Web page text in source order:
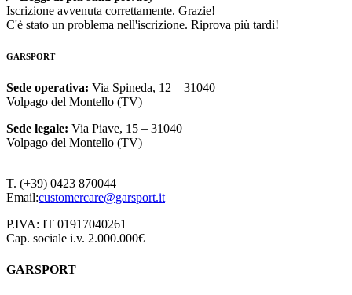
Iscrizione avvenuta correttamente. Grazie!
C'è stato un problema nell'iscrizione. Riprova più tardi!
GARSPORT
Sede operativa: Via Spineda, 12 – 31040
Volpago del Montello (TV)
Sede legale: Via Piave, 15 – 31040
Volpago del Montello (TV)
T. (+39) 0423 870044
Email:customercare@garsport.it
P.IVA: IT 01917040261
Cap. sociale i.v. 2.000.000€
GARSPORT